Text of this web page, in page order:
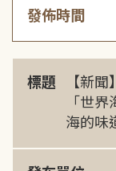
發佈時間
標題
【新
「世
海的味